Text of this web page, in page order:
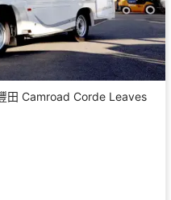
田 Camroad Corde Leaves